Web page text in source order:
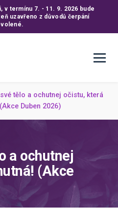
v termínu 7. - 11. 9. 2026 bude
uzavřeno z důvodů čerpání
tělo a ochutnej očistu, která
Duben 2026)
a ochutnej
(Akce